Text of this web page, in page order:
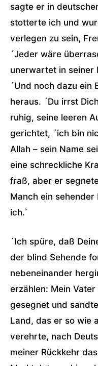
sagte er in
stotterte ich und
verlegen zu sein,
´Jeder wäre
unerwartet in seiner
´Und noch dazu ein
heraus. ´Du irrst
ruhig, seine leeren
gerichtet, ´ich bin
Allah – sein Name
eine schreckliche
fraß, aber er
Manch ein
ich.`
´Ich spüre, daß
der blind Sehende
nebeneinander
erzählen: Mein
gesegnet und
Land, das er so wie
verehrte, nach
meiner Rückkehr